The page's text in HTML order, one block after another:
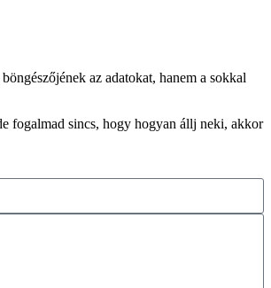
az adatokat, hanem a sokkal
fogalmad sincs, hogy hogyan állj neki, akkor